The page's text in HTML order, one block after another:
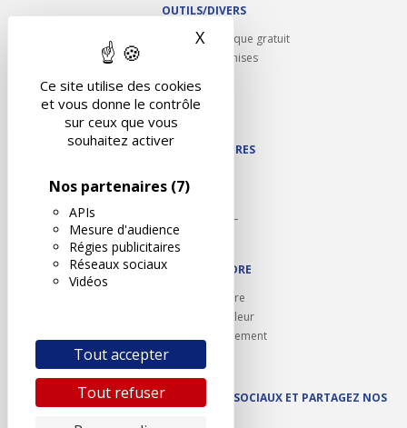
Ce site utilise des cookies
et vous donne le contrôle
sur ceux que vous
souhaitez activer
Nos partenaires (7)
APIs
Mesure d'audience
Régies publicitaires
Réseaux sociaux
Vidéos
Tout accepter
Tout refuser
X Masquer le bandeau des
OUTILS/DIVERS
Rappel contrôle technique gratuit
Partenariats/Remises
Contact
NOS PARTENAIRES
Autodidact
Karoil
Autovision PL
Motovision
NOUS REJOINDRE
Ouvrir un centre
Devenez contrôleur
Carrières et recrutement
SUIVEZ AUTOVISION SUR LES RÉSEAUX SOCIAUX ET PARTAGEZ NOS